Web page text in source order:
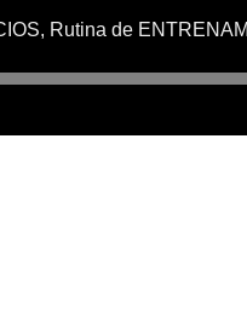
Rutina de